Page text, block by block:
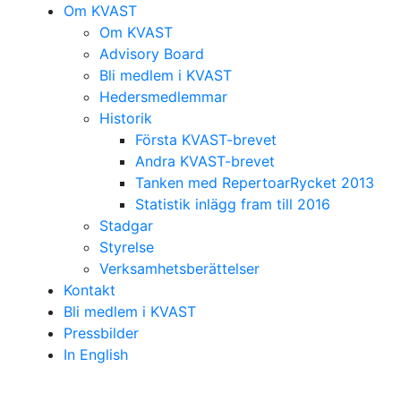
Om KVAST
Om KVAST
Advisory Board
Bli medlem i KVAST
Hedersmedlemmar
Historik
Första KVAST-brevet
Andra KVAST-brevet
Tanken med RepertoarRycket 2013
Statistik inlägg fram till 2016
Stadgar
Styrelse
Verksamhetsberättelser
Kontakt
Bli medlem i KVAST
Pressbilder
In English